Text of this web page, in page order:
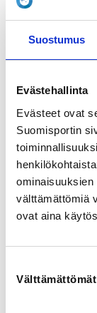
Suostumus
Evästehallinta
Evästeet ovat
Suomisportin
välttämättömiä
ovat aina
valinta
Välttämättömät
PRICE
Koko leiri 40,00
ADDITIONAL
simo@wondo.fi
0400605951
COACHS
Jung Hyun Cho
Simo Siltanen
Tervetuloa